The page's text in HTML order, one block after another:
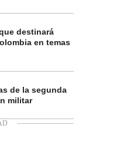
destinará
en temas
de la segunda
militar